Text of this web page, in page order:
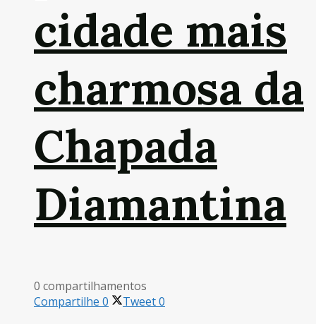
cidade mais
charmosa da
Chapada
Diamantina
0 compartilhamentos
Compartilhe 0 Tweet0